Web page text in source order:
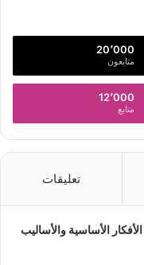
20٬000
متابعون
12٬000
متابع
تعليقات
الأساسية والأساليب